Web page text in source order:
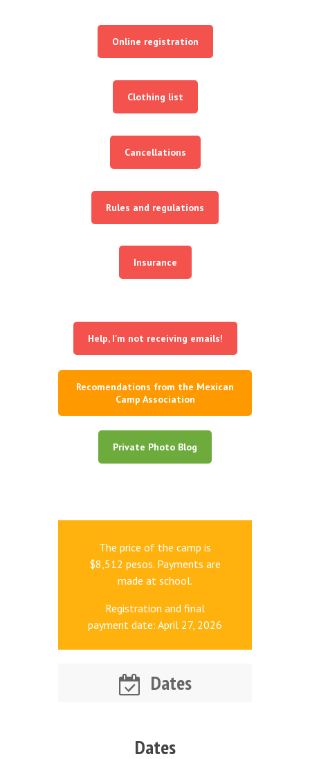
Online registration
Clothing list
Cancellations
Rules and regulations
Insurance
Help, I'm not receiving emails!
Recomendations from the Mexican
Camp Association
Private Photo Blog
The price of the camp is
$8,512 pesos. Payments are
made at school.
Registration and final
payment date: April 27, 2026
Dates
Dates